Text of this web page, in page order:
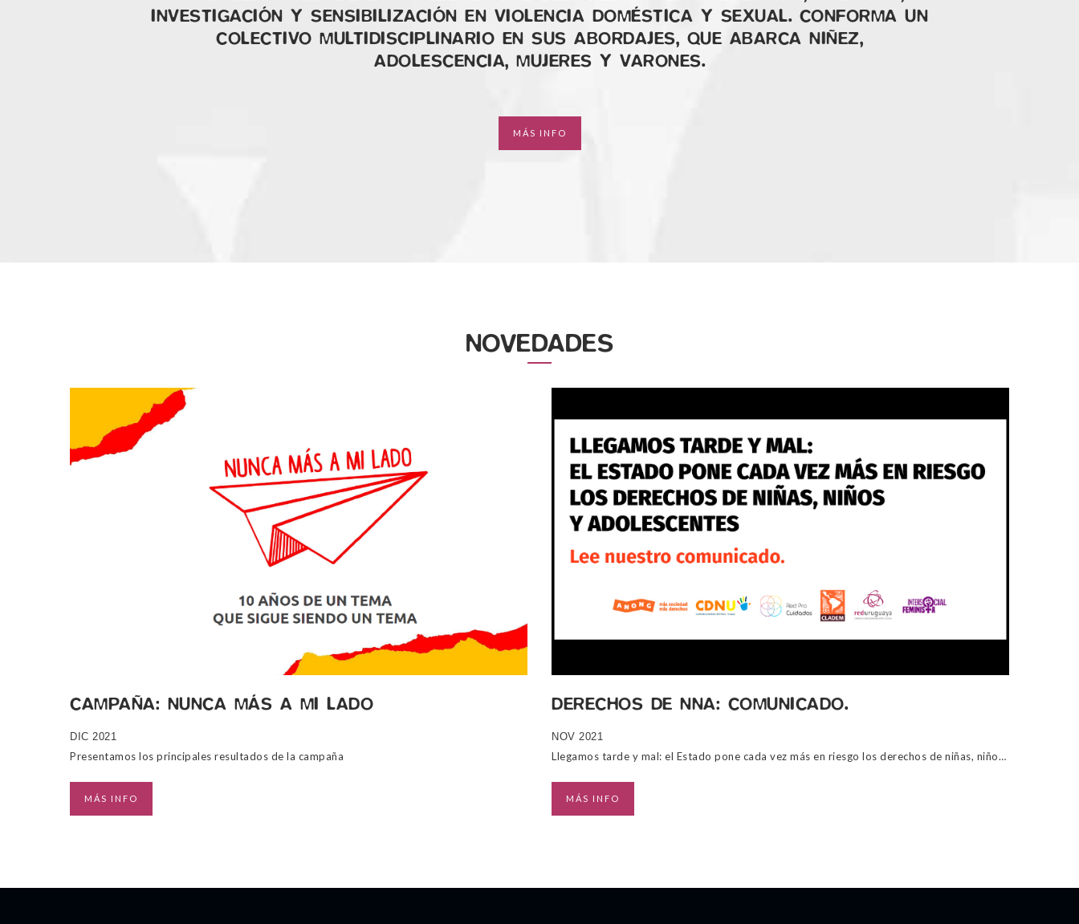
INVESTIGACIÓN Y SENSIBILIZACIÓN EN VIOLENCIA DOMÉSTICA Y SEXUAL. CONFORMA UN
COLECTIVO MULTIDISCIPLINARIO EN SUS ABORDAJES, QUE ABARCA NIÑEZ,
ADOLESCENCIA, MUJERES Y VARONES.
MÁS INFO
NOVEDADES
CAMPAÑA: NUNCA MÁS A MI LADO
DIC 2021
Presentamos los principales resultados de la campaña
MÁS INFO
DERECHOS DE NNA: COMUNICADO.
NOV 2021
Llegamos tarde y mal: el Estado pone cada vez más en riesgo los derechos de niñas, niños y adolescentes
MÁS INFO